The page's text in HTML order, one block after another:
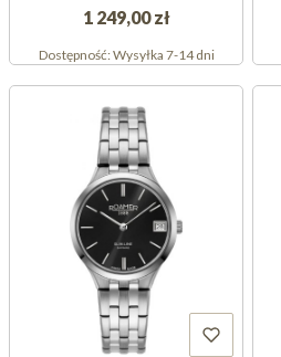
1 249,00 zł
Dostępność:Wysyłka 7-14 dni